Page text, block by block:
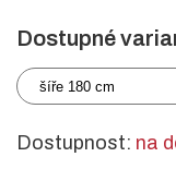
Dostupné
šíře 180 cm
Dostupnost: na